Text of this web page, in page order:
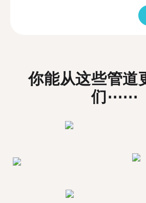
你能从这些管道
们⋯⋯